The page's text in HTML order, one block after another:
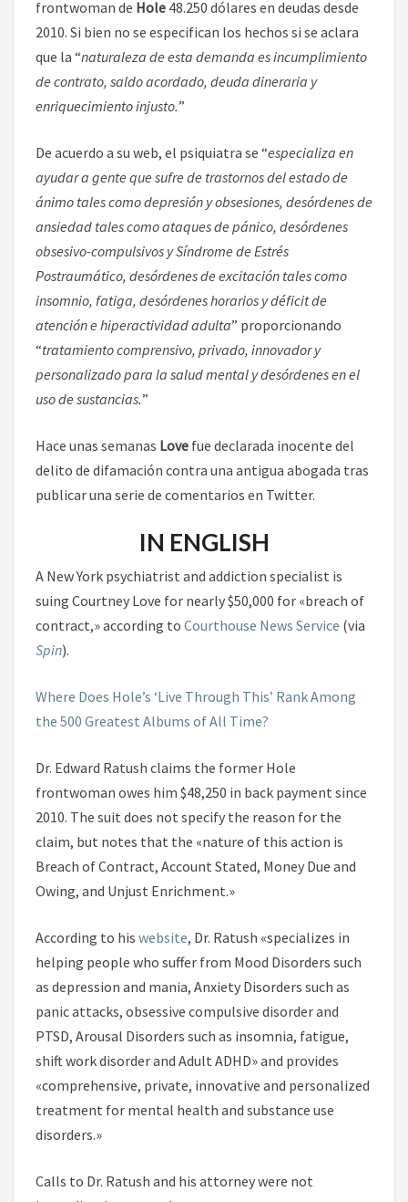
frontwoman de Hole 48.250 dólares en deudas desde
2010. Si bien no se especifican los hechos si se aclara
que la “naturaleza de esta demanda es incumplimiento
de contrato, saldo acordado, deuda dineraria y
enriquecimiento injusto.”
De acuerdo a su web, el psiquiatra se “especializa en
ayudar a gente que sufre de trastornos del estado de
ánimo tales como depresión y obsesiones, desórdenes de
ansiedad tales como ataques de pánico, desórdenes
obsesivo-compulsivos y Síndrome de Estrés
Postraumático, desórdenes de excitación tales como
insomnio, fatiga, desórdenes horarios y déficit de
atención e hiperactividad adulta” proporcionando
“tratamiento comprensivo, privado, innovador y
personalizado para la salud mental y desórdenes en el
uso de sustancias.”
Hace unas semanas Love fue declarada inocente del
delito de difamación contra una antigua abogada tras
publicar una serie de comentarios en Twitter.
IN ENGLISH
A New York psychiatrist and addiction specialist is
suing Courtney Love for nearly $50,000 for «breach of
contract,» according to Courthouse News Service (via
Spin).
Where Does Hole’s ‘Live Through This’ Rank Among
the 500 Greatest Albums of All Time?
Dr. Edward Ratush claims the former Hole
frontwoman owes him $48,250 in back payment since
2010. The suit does not specify the reason for the
claim, but notes that the «nature of this action is
Breach of Contract, Account Stated, Money Due and
Owing, and Unjust Enrichment.»
According to his website, Dr. Ratush «specializes in
helping people who suffer from Mood Disorders such
as depression and mania, Anxiety Disorders such as
panic attacks, obsessive compulsive disorder and
PTSD, Arousal Disorders such as insomnia, fatigue,
shift work disorder and Adult ADHD» and provides
«comprehensive, private, innovative and personalized
treatment for mental health and substance use
disorders.»
Calls to Dr. Ratush and his attorney were not